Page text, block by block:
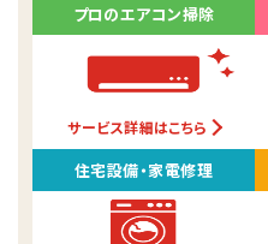
プロのエアコン掃除
サービス詳細はこちら
住宅設備・家電修理